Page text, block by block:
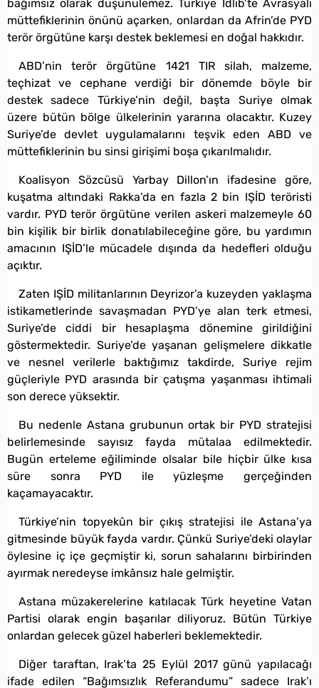
bağımsız olarak düşünülemez. Türkiye İdlib’te Avrasyalı
müttefiklerinin önünü açarken, onlardan da Afrin’de PYD
terör örgütüne karşı destek beklemesi en doğal hakkıdır.
ABD’nin terör örgütüne 1421 TIR silah, malzeme,
teçhizat ve cephane verdiği bir dönemde böyle bir
destek sadece Türkiye’nin değil, başta Suriye olmak
üzere bütün bölge ülkelerinin yararına olacaktır. Kuzey
Suriye’de devlet uygulamalarını teşvik eden ABD ve
müttefiklerinin bu sinsi girişimi boşa çıkarılmalıdır.
Koalisyon Sözcüsü Yarbay Dillon’ın ifadesine göre,
kuşatma altındaki Rakka’da en fazla 2 bin IŞİD teröristi
vardır. PYD terör örgütüne verilen askeri malzemeyle 60
bin kişilik bir birlik donatılabileceğine göre, bu yardımın
amacının IŞİD’le mücadele dışında da hedefleri olduğu
açıktır.
Zaten IŞİD militanlarının Deyrizor’a kuzeyden yaklaşma
istikametlerinde savaşmadan PYD’ye alan terk etmesi,
Suriye’de ciddi bir hesaplaşma dönemine girildiğini
göstermektedir. Suriye’de yaşanan gelişmelere dikkatle
ve nesnel verilerle baktığımız takdirde, Suriye rejim
güçleriyle PYD arasında bir çatışma yaşanması ihtimali
son derece yüksektir.
Bu nedenle Astana grubunun ortak bir PYD stratejisi
belirlemesinde sayısız fayda mütalaa edilmektedir.
Bugün erteleme eğiliminde olsalar bile hiçbir ülke kısa
süre sonra PYD ile yüzleşme gerçeğinden
kaçamayacaktır.
Türkiye’nin topyekûn bir çıkış stratejisi ile Astana’ya
gitmesinde büyük fayda vardır. Çünkü Suriye’deki olaylar
öylesine iç içe geçmiştir ki, sorun sahalarını birbirinden
ayırmak neredeyse imkânsız hale gelmiştir.
Astana müzakerelerine katılacak Türk heyetine Vatan
Partisi olarak engin başarılar diliyoruz. Bütün Türkiye
onlardan gelecek güzel haberleri beklemektedir.
Diğer taraftan, Irak’ta 25 Eylül 2017 günü yapılacağı
ifade edilen “Bağımsızlık Referandumu” sadece Irak’ı